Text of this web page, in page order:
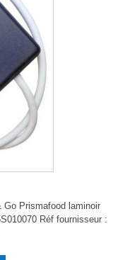
Go Prismafood laminoir
Réf fournisseur :